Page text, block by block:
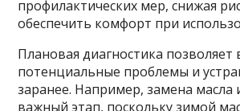
профилактических мер, снижая
обеспечить комфорт при
Плановая диагностика позволяет
потенциальные проблемы и
заранее. Например, замена масла
важный этап, поскольку зимой